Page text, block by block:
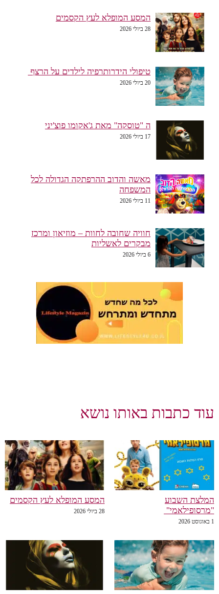
המסע המופלא לעץ הקסמים
28 ביולי 2026
טיפולי הידרותרפיה לילדים על הרצף
20 ביולי 2026
ה "טוסקה" מאת ג'אקומו פוצ'יני
17 ביולי 2026
מאשה והדוב ההרפתקה הגדולה לכל
המשפחה
11 ביולי 2026
חוויה שחובה לחוות – מוזיאון ומרכז
מבקרים לאשליות
6 ביולי 2026
עוד כתבות באותו נושא
המלצת השבוע
"מרסופילאמי"
1 באוגוסט 2026
המסע המופלא לעץ הקסמים
28 ביולי 2026